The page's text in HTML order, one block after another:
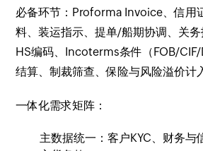
必备环节：Proforma Invoice、信用
料、装运指示、提单/船期协调、关务
HS编码、Incoterms条件（FOB/CIF/
结算、制裁筛查、保险与风险溢价计
一体化需求矩阵：
主数据统一：客户KYC、财务与